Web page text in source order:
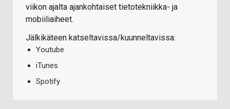
viikon ajalta ajankohtaiset tietotekniikka- ja
mobiiliaiheet.
Jälkikäteen katseltavissa/kuunneltavissa:
Youtube
iTunes
Spotify